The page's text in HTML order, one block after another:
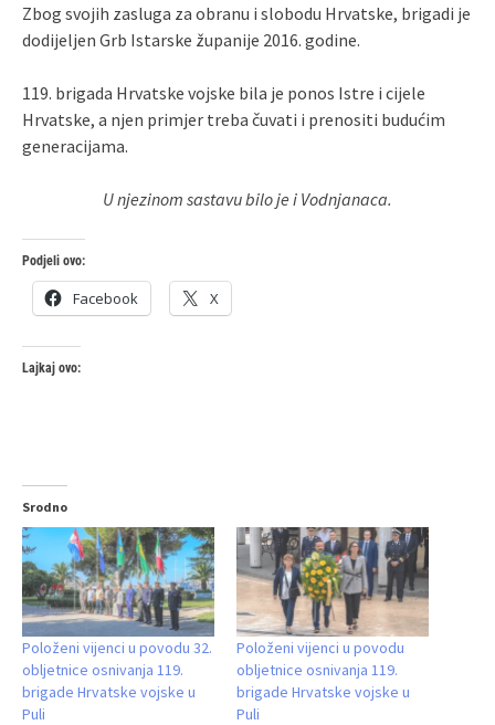
Zbog svojih zasluga za obranu i slobodu Hrvatske, brigadi je
dodijeljen Grb Istarske županije 2016. godine.
119. brigada Hrvatske vojske bila je ponos Istre i cijele
Hrvatske, a njen primjer treba čuvati i prenositi budućim
generacijama.
U njezinom sastavu bilo je i Vodnjanaca.
Podjeli ovo:
Facebook X
Lajkaj ovo:
Srodno
Položeni vijenci u povodu 32.
obljetnice osnivanja 119.
brigade Hrvatske vojske u
Puli
Položeni vijenci u povodu
obljetnice osnivanja 119.
brigade Hrvatske vojske u
Puli